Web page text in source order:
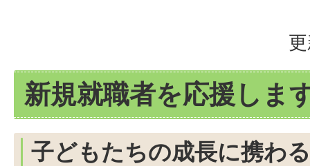
新規就職者を応援しま
子どもたちの成長に携わ